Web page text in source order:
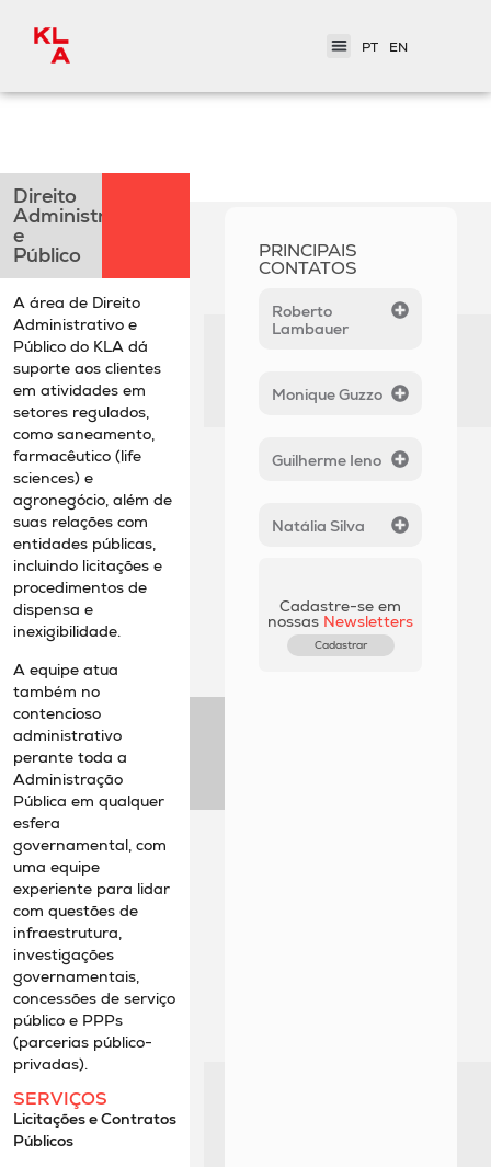
PT EN
Direito
Administrativo
e
Público
A área de Direito
Administrativo e
Público do KLA dá
suporte aos clientes
em atividades em
setores regulados,
como saneamento,
farmacêutico (life
sciences) e
agronegócio, além de
suas relações com
entidades públicas,
incluindo licitações e
procedimentos de
dispensa e
inexigibilidade.
A equipe atua
também no
contencioso
administrativo
perante toda a
Administração
Pública em qualquer
esfera
governamental, com
uma equipe
experiente para lidar
com questões de
infraestrutura,
investigações
governamentais,
concessões de serviço
público e PPPs
(parcerias público-
privadas).
SERVIÇOS
Licitações e Contratos
Públicos
PRINCIPAIS
CONTATOS
Roberto
Lambauer
Monique Guzzo
Guilherme Ieno
Natália Silva
Cadastre-se em
nossas Newsletters
Cadastrar